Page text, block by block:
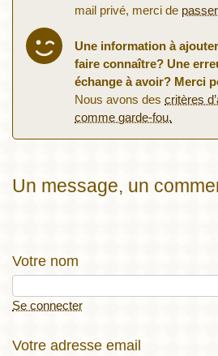
mail privé, merci de
Une information à
faire connaître? Une
échange à avoir? Merci
Nous avons descritères
comme garde-fou.
Un message, un
Votre nom
Se connecter
Votre adresse email